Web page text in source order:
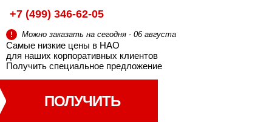
+7 (499) 346-62-05
! Можно заказать на сегодня - 06 августа
Самые низкие цены в НАО
для наших корпоративных клиентов
Получить специальное предложение
ПОЛУЧИТЬ